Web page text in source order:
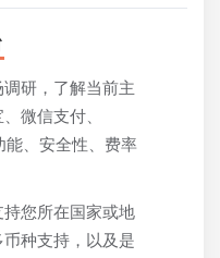
调研，了解当前主
微信支付、
能、安全性、费率
持您所在国家或地
种支持，以及是